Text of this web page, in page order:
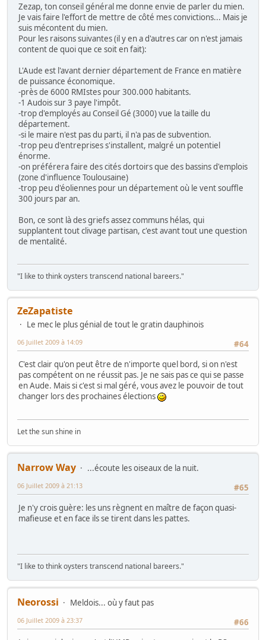
Zezap, ton conseil général me donne envie de parler du mien.
Je vais faire l'effort de mettre de côté mes convictions... Mais je
suis mécontent du mien.
Pour les raisons suivantes (il y en a d'autres car on n'est jamais
content de quoi que ce soit en fait):
L'Aude est l'avant dernier département de France en matière
de puissance économique.
-près de 6000 RMIstes pour 300.000 habitants.
-1 Audois sur 3 paye l'impôt.
-trop d'employés au Conseil Gé (3000) vue la taille du
département.
-si le maire n'est pas du parti, il n'a pas de subvention.
-trop peu d'entreprises s'installent, malgré un potentiel
énorme.
-on préférera faire des cités dortoirs que des bassins d'emplois
(zone d'influence Toulousaine)
-trop peu d'éoliennes pour un département où le vent souffle
300 jours par an.
Bon, ce sont là des griefs assez communs hélas, qui
supplantent tout clivage partisan, c'est avant tout une question
de mentalité.
"I like to think oysters transcend national bareers."
ZeZapatiste
Le mec le plus génial de tout le gratin dauphinois
#64
06 Juillet 2009 à 14:09
C'est clair qu'on peut être de n'importe quel bord, si on n'est
pas compétent on ne réussit pas. Je ne sais pas ce qui se passe
en Aude. Mais si c'est si mal géré, vous avez le pouvoir de tout
changer lors des prochaines élections
Let the sun shine in
Narrow Way
...écoute les oiseaux de la nuit.
#65
06 Juillet 2009 à 21:13
Je n'y crois guère: les uns règnent en maître de façon quasi-
mafieuse et en face ils se tirent dans les pattes.
"I like to think oysters transcend national bareers."
Neorossi
Meldois... où y faut pas
#66
06 Juillet 2009 à 23:37